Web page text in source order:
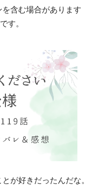
含む場合があります
す。
が好きだったんだな。